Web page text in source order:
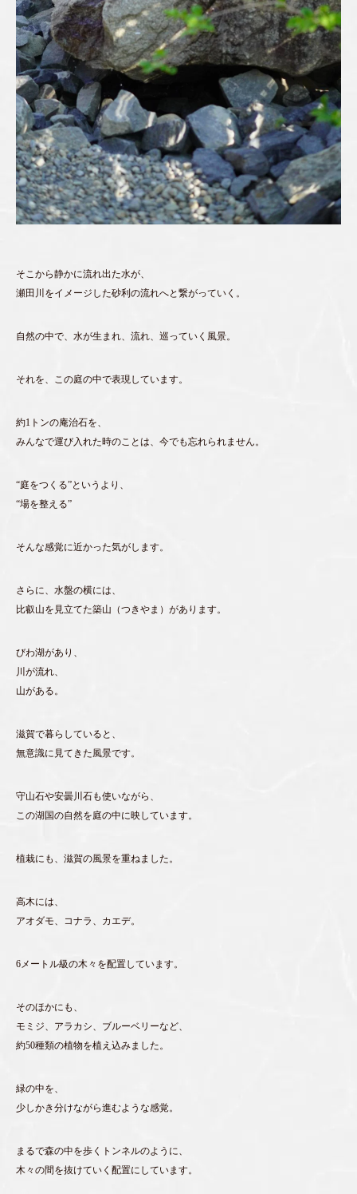
そこから静かに流れ出た水が、
瀬田川をイメージした砂利の流れへと繋がっていく。
自然の中で、水が生まれ、流れ、巡っていく風景。
それを、この庭の中で表現しています。
約1トンの庵治石を、
みんなで運び入れた時のことは、今でも忘れられません。
“庭をつくる”というより、
“場を整える”
そんな感覚に近かった気がします。
さらに、水盤の横には、
比叡山を見立てた築山（つきやま）があります。
びわ湖があり、
川が流れ、
山がある。
滋賀で暮らしていると、
無意識に見てきた風景です。
守山石や安曇川石も使いながら、
この湖国の自然を庭の中に映しています。
植栽にも、滋賀の風景を重ねました。
高木には、
アオダモ、コナラ、カエデ。
6メートル級の木々を配置しています。
そのほかにも、
モミジ、アラカシ、ブルーベリーなど、
約50種類の植物を植え込みました。
緑の中を、
少しかき分けながら進むような感覚。
まるで森の中を歩くトンネルのように、
木々の間を抜けていく配置にしています。